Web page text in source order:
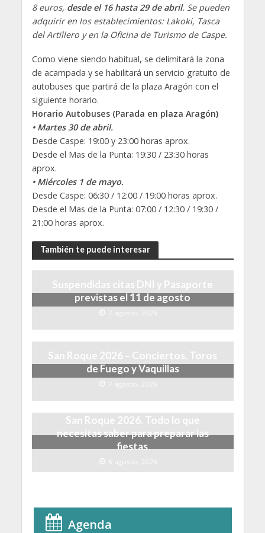
8 euros, desde el 16 hasta 29 de abril. Se pueden
adquirir en los establecimientos: Lakoki, Tasca
del Artillero y en la Oficina de Turismo de Caspe.
Como viene siendo habitual, se delimitará la zona
de acampada y se habilitará un servicio gratuito de
autobuses que partirá de la plaza Aragón con el
siguiente horario.
Horario Autobuses (Parada en plaza Aragón)
• Martes 30 de abril.
Desde Caspe: 19:00 y 23:00 horas aprox.
Desde el Mas de la Punta: 19:30 / 23:30 horas
aprox.
• Miércoles 1 de mayo.
Desde Caspe: 06:30 / 12:00 / 19:00 horas aprox.
Desde el Mas de la Punta: 07:00 / 12:30 / 19:30 /
21:00 horas aprox.
También te puede interesar
Suspendidas citas DNI y Pasaporte
previstas el 11 de agosto
7 agosto, 2026
San Roque 2026 – Conciertos, Toros
de Fuego y Vaquillas
7 agosto, 2026
San Roque 2026. Todo lo que
necesitas saber para preparar las
fiestas
6 agosto, 2026
Agenda